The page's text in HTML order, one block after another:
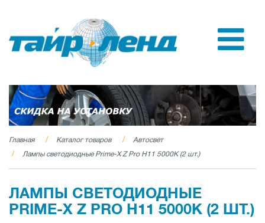
Главная Каталог товаров
Автосвет
Лампы светодиодные Prime-X Z Pro H11 5000К (2 шт.)
ЛАМПЫ СВЕТОДИОДНЫЕ
PRIME-X Z PRO H11 5000К (2 ШТ.)